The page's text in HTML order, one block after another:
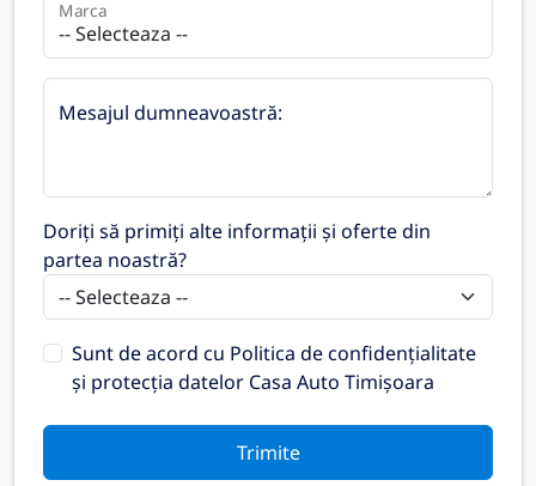
Marca
Mesajul dumneavoastră:
Doriți să primiți alte informații și oferte din
partea noastră?
Sunt de acord cu Politica de confidențialitate
și protecția datelor Casa Auto Timișoara
Trimite